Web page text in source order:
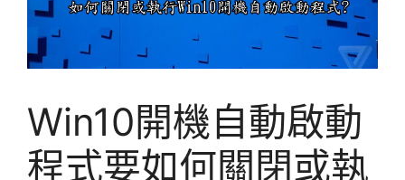
Win10開機自動啟動
程式要如何關閉或執